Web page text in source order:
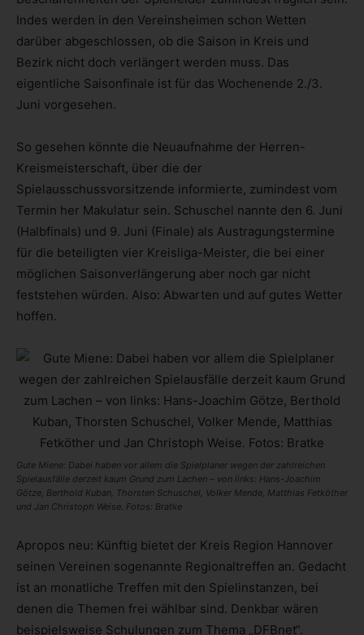
Indes werden in den Vereinsheimen schon Wetten
darüber abgeschlossen, ob die Saison in Kreis und
Bezirk nicht doch verlängert werden muss. Das
eigentliche Saisonfinale ist für das Wochenende 2./3.
Juni vorgesehen.
So gesehen könnte die Neuaufnahme der Herren-
Kreismeisterschaft, über die der
Spielausschussvorsitzende informierte, zumindest vom
Termin her Makulatur sein. Schuschel nannte den 6. Juni
(Halbfinals) und 9. Juni (Finale) als Austragungstermine
für die beteiligten vier Kreisliga-Meister, die bei einer
möglichen Saisonverlängerung aber noch gar nicht
feststehen würden. Also: Abwarten und auf gutes Wetter
hoffen.
Gute Miene: Dabei haben vor allem die Spielplaner wegen der zahlreichen
Spielausfälle derzeit kaum Grund zum Lachen – von links: Hans-Joachim
Götze, Berthold Kuban, Thorsten Schuschel, Volker Mende, Matthias Fetköther
und Jan Christoph Weise. Fotos: Bratke
Apropos neu: Künftig bietet der Kreis Region Hannover
seinen Vereinen sogenannte Regionaltreffen an. Gedacht
ist an monatliche Treffen mit den Spielinstanzen, bei
denen die Themen frei wählbar sind. Denkbar wären
beispielsweise Schulungen zum Thema „DFBnet“.